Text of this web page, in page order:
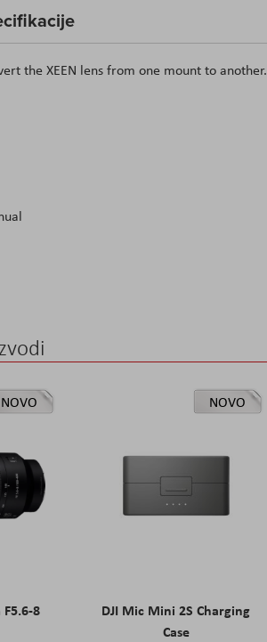
the XEEN lens from one mount to another.
NOVO
8
NOVO
DJI Mic Mini 2S Charging
Case